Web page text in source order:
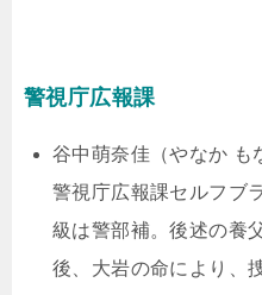
警視庁広報課
谷中萌奈佳（やなか も
警視庁広報課セルフブ
級は警部補。後述の養
後、大岩の命により、